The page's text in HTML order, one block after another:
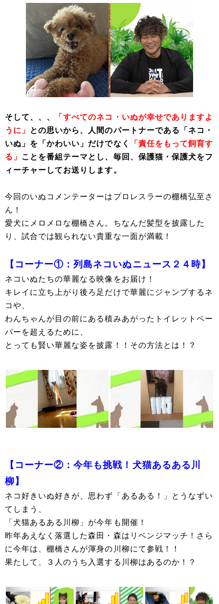
そして、、、
「すべてのネコ・いぬが幸せでありますよ
うに」
との思いから、人間のパートナーである「ネコ・
いぬ」を「かわいい」だけでなく
「責任をもって飼育す
る」
ことを番組テーマとし、毎回、保護猫・保護犬をフ
ィーチャーしてお送りします。
今回のいぬコメンテーターはプロレスラーの棚橋弘至さ
ん！
愛犬にメロメロな棚橋さん。ちなんだ髪型を披露した
り、試合では観られない貴重な一面が満載！
【コーナー①：列島ネコいぬニュース２４時】
ネコいぬたちの華麗なる映像をお届け！
キレイに立ち上がり後ろ足だけで華麗にジャンプするネ
コや、
わんちゃんが目の前にある積みあがったトイレットペー
パーを超えるために、
とっても賢い華麗な姿を披露！！その方法とは！？
【コーナー②：今年も挑戦！犬猫あるある川
柳】
ネコ好きいぬ好きが、思わず「あるある！」とうなずい
てしまう、
「犬猫あるある川柳」が今年も開催！
昨年あえなく落選した森田・森はリベンジマッチ！さら
に今年は、棚橋さんが渾身の川柳にて参戦！！
果たして、３人のうち入選する川柳はあるのか！？